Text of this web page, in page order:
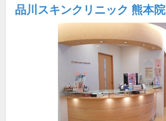
品川スキンクリニック 熊本院